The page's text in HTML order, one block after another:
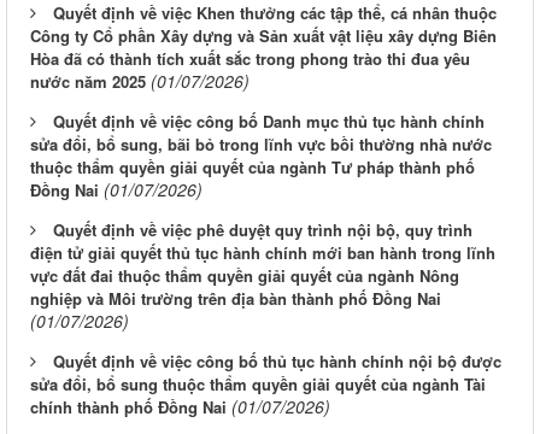
Quyết định về việc Khen thưởng các tập thể, cá nhân thuộc
Công ty Cổ phần Xây dựng và Sản xuất vật liệu xây dựng Biên
Hòa đã có thành tích xuất sắc trong phong trào thi đua yêu
nước năm 2025 (01/07/2026)
Quyết định về việc công bố Danh mục thủ tục hành chính
sửa đổi, bổ sung, bãi bỏ trong lĩnh vực bồi thường nhà nước
thuộc thẩm quyền giải quyết của ngành Tư pháp thành phố
Đồng Nai (01/07/2026)
Quyết định về việc phê duyệt quy trình nội bộ, quy trình
điện tử giải quyết thủ tục hành chính mới ban hành trong lĩnh
vực đất đai thuộc thẩm quyền giải quyết của ngành Nông
nghiệp và Môi trường trên địa bàn thành phố Đồng Nai
(01/07/2026)
Quyết định về việc công bố thủ tục hành chính nội bộ được
sửa đổi, bổ sung thuộc thẩm quyền giải quyết của ngành Tài
chính thành phố Đồng Nai (01/07/2026)